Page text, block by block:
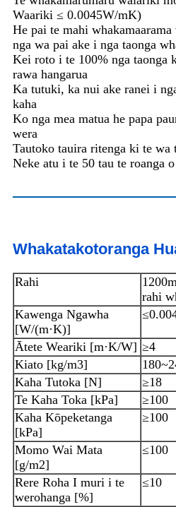
Waariki ≤ 0.0045W/mK)
He pai te mahi
nga wa pai ake i nga taonga
Kei roto i te 100% nga taonga
rawa hangarua
Ka tutuki, ka nui ake ranei i
kaha
Ko nga mea matua he papa
wera
Tautoko tauira ritenga ki te wa
Neke atu i te 50 tau te roanga
Whakatakotoranga
Rahi
rahi
Kawenga Ngawha
[W/(m·K)]
Ātete Weariki [m·K/W] ≥4
Kiato [kg/m3]
Kaha Tutoka [N]
≥18
Te Kaha Toka [kPa]
≥100
Kaha Kōpeketanga
[kPa]
≥100
Momo Wai Mata
[g/m2]
≤100
Rere Roha I muri i te
werohanga [%]
≤10